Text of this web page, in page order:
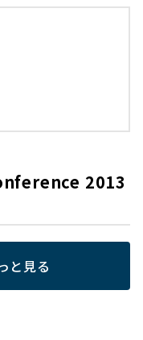
2013
と見る